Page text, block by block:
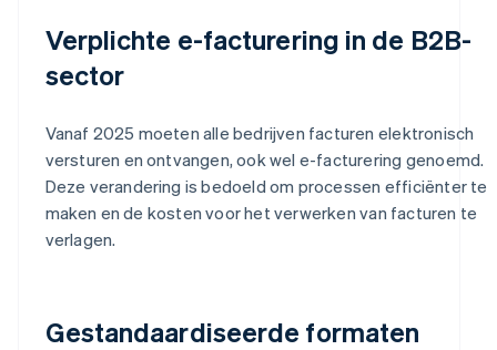
Verplichte e-facturering in de B2B-
sector
Vanaf 2025 moeten alle bedrijven facturen elektronisch
versturen en ontvangen, ook wel e-facturering genoemd.
Deze verandering is bedoeld om processen efficiënter te
maken en de kosten voor het verwerken van facturen te
verlagen.
Gestandaardiseerde formaten